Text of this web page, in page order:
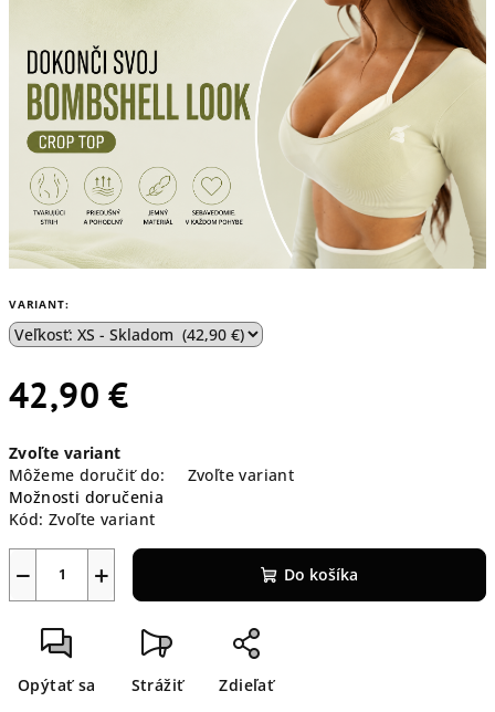
VARIANT:
42,90 €
cena:
Zvoľte variant
Môžeme doručiť do:
Zvoľte variant
Možnosti doručenia
Kód: Zvoľte variant
+
− Do košíka
Opýtať sa Strážiť Zdieľať